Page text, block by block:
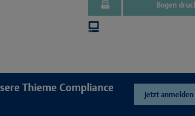
Bogen
Thieme Compliance
Jetzt anmelden